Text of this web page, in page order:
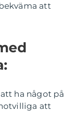
att
ha något på
att